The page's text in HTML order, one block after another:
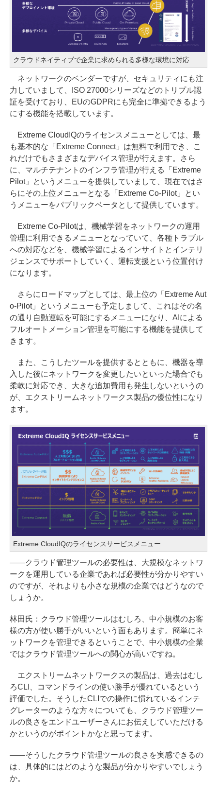
クラウドネイティブで企業に求められる多様な環境に対応
ネットワークのベンダーですが、セキュリティにも注
力していまして、ISO 27000シリーズなどのトリプル認
証を受けており、EUのGDPRにも完全に準拠できるよう
にする機能を搭載しています。
Extreme CloudIQのライセンスメニューとしては、最
も基本的な「Extreme Connect」は無料で利用でき、こ
れだけでもさまざまなデバイス管理が行えます。さら
に、マルチテナントのインフラ管理が行える「Extreme
Pilot」というメニューを提供していまして、現在ではさ
らにその上位メニューとなる「Extreme Co-Pilot」とい
うメニューをパブリックベータとして提供しています。
Extreme Co-Pilotは、機械学習をネットワークの運用
管理に利用できるメニューとなっていて、各種トラブル
への対応などを、機械学習によるインサイトとインテリ
ジェンスでサポートしていく、運転支援という位置付け
になります。
さらにロードマップとしては、最上位の「Extreme Aut
o-Pilot」というメニューも予定しまして、これはその名
の通り自動運転を可能にするメニューになり、AIによる
フルオートメーション管理を可能にする機能を提供して
きます。
また、こうしたツールを提供するとともに、機器を導
入した後にネットワークを変更したいといった場合でも
柔軟に対応でき、大きな追加費用も発生しないというの
が、エクストリームネットワークス製品の優位性になり
ます。
Extreme CloudIQのライセンスサービスメニュー
――クラウド管理ツールの必要性は、大規模なネットワ
ークを運用している企業であれば必要性が分かりやすい
のですが、それよりも小さな規模の企業ではどうなので
しょうか。
林田氏：クラウド管理ツールはむしろ、中小規模のお客
様の方が使い勝手がいいという面もあります。簡単にネ
ットワークを管理できるということで、中小規模の企業
ではクラウド管理ツールへの関心が高いですね。
エクストリームネットワークスの製品は、過去はむし
ろCLI、コマンドラインの使い勝手が優れているという
評価でした。そうしたCLIでの操作に慣れているインテ
グレーターのような方々についても、クラウド管理ツー
ルの良さをエンドユーザーさんにお伝えしていただける
かというのがポイントかなと思ってます。
――そうしたクラウド管理ツールの良さを実感できるの
は、具体的にはどのような製品が分かりやすいでしょう
か。